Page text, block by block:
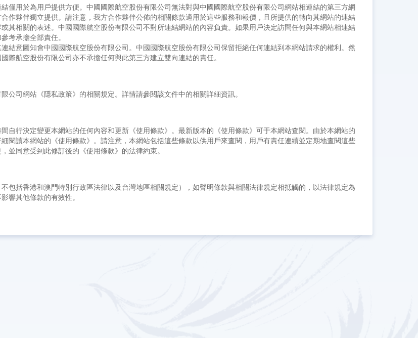
僅用於為用戶提供方便。中國國際航空股份有限公司無法對與中國國際航空股份有限公司網站相連結的第三方網
作夥伴獨立提供。請注意，我方合作夥伴公佈的相關條款適用於這些服務和報價，且所提供的轉向其網站的連結
其相關的表述。中國國際航空股份有限公司不對所連結網站的內容負責。如果用戶決定訪問任何與本網站相連結
考承擔全部責任。
結意圖知會中國國際航空股份有限公司。中國國際航空股份有限公司保留拒絕任何連結到本網站請求的權利。然
際航空股份有限公司亦不承擔任何與此第三方建立雙向連結的責任。
公司網站《隱私政策》的相關規定。詳情請參閱該文件中的相關詳細資訊。
自行決定變更本網站的任何內容和更新《使用條款》。最新版本的《使用條款》可于本網站查閱。由於本網站的
閱讀本網站的《使用條款》。請注意，本網站包括這些條款以供用戶來查閱，用戶有責任連續並定期地查閱這些
並同意受到此修訂後的《使用條款》的法律約束。
包括香港和澳門特別行政區法律以及台灣地區相關規定），如聲明條款與相關法律規定相抵觸的，以法律規定為
響其他條款的有效性。